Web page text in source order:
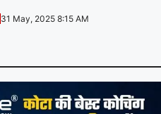
31 May, 2025 8:15 AM